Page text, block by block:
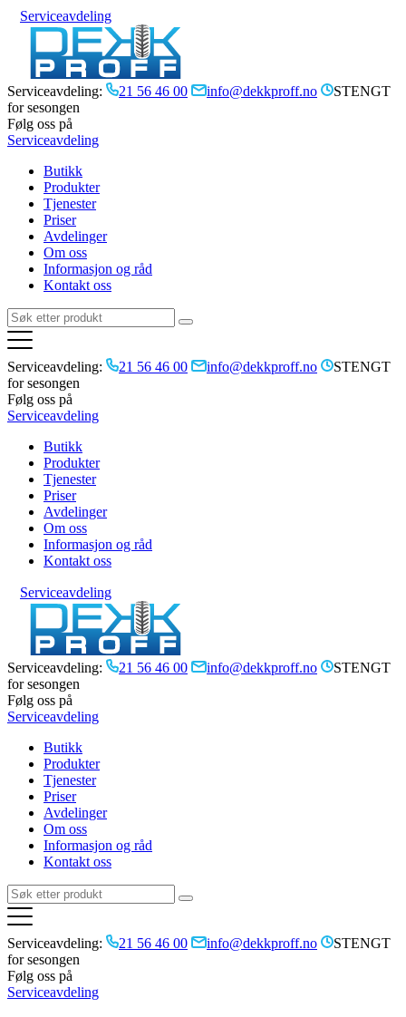
Serviceavdeling
Serviceavdeling: 21 56 46 00 info@dekkproff.no
STENGT
for sesongen
Følg oss på
Serviceavdeling
Butikk
Produkter
Tjenester
Priser
Avdelinger
Om oss
Informasjon og råd
Kontakt oss
Serviceavdeling: 21 56 46 00 info@dekkproff.no
STENGT
for sesongen
Følg oss på
Serviceavdeling
Butikk
Produkter
Tjenester
Priser
Avdelinger
Om oss
Informasjon og råd
Kontakt oss
Serviceavdeling
Serviceavdeling: 21 56 46 00 info@dekkproff.no
STENGT
for sesongen
Følg oss på
Serviceavdeling
Butikk
Produkter
Tjenester
Priser
Avdelinger
Om oss
Informasjon og råd
Kontakt oss
Serviceavdeling: 21 56 46 00 info@dekkproff.no
STENGT
for sesongen
Følg oss på
Serviceavdeling